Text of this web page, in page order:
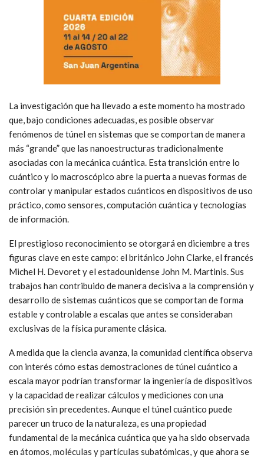
La investigación que ha llevado a este momento ha mostrado
que, bajo condiciones adecuadas, es posible observar
fenómenos de túnel en sistemas que se comportan de manera
más “grande” que las nanoestructuras tradicionalmente
asociadas con la mecánica cuántica. Esta transición entre lo
cuántico y lo macroscópico abre la puerta a nuevas formas de
controlar y manipular estados cuánticos en dispositivos de uso
práctico, como sensores, computación cuántica y tecnologías
de información.
El prestigioso reconocimiento se otorgará en diciembre a tres
figuras clave en este campo: el británico John Clarke, el francés
Michel H. Devoret y el estadounidense John M. Martinis. Sus
trabajos han contribuido de manera decisiva a la comprensión y
desarrollo de sistemas cuánticos que se comportan de forma
estable y controlable a escalas que antes se consideraban
exclusivas de la física puramente clásica.
A medida que la ciencia avanza, la comunidad científica observa
con interés cómo estas demostraciones de túnel cuántico a
escala mayor podrían transformar la ingeniería de dispositivos
y la capacidad de realizar cálculos y mediciones con una
precisión sin precedentes. Aunque el túnel cuántico puede
parecer un truco de la naturaleza, es una propiedad
fundamental de la mecánica cuántica que ya ha sido observada
en átomos, moléculas y partículas subatómicas, y que ahora se